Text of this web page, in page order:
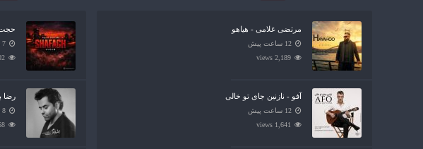
مرتضی غلامی - هیاهو
12 ساعت پیش
2,189 views
آفو - نازنین جای تو خالی
12 ساعت پیش
1,641 views
7 ماه پیش
رضا
8 ماه پیش